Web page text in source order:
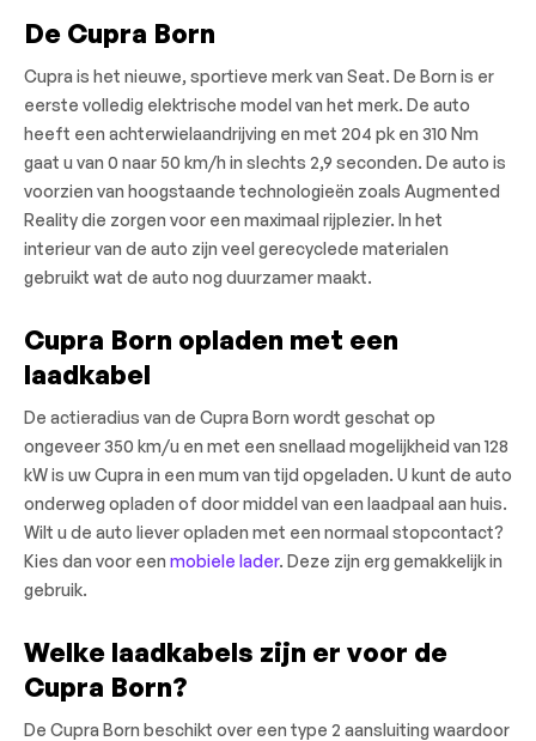
De Cupra Born
Cupra is het nieuwe, sportieve merk van Seat. De Born is er
eerste volledig elektrische model van het merk. De auto
heeft een achterwielaandrijving en met 204 pk en 310 Nm
gaat u van 0 naar 50 km/h in slechts 2,9 seconden. De auto is
voorzien van hoogstaande technologieën zoals Augmented
Reality die zorgen voor een maximaal rijplezier. In het
interieur van de auto zijn veel gerecyclede materialen
gebruikt wat de auto nog duurzamer maakt.
Cupra Born opladen met een
laadkabel
De actieradius van de Cupra Born wordt geschat op
ongeveer 350 km/u en met een snellaad mogelijkheid van 128
kW is uw Cupra in een mum van tijd opgeladen. U kunt de auto
onderweg opladen of door middel van een laadpaal aan huis.
Wilt u de auto liever opladen met een normaal stopcontact?
Kies dan voor een mobiele lader. Deze zijn erg gemakkelijk in
gebruik.
Welke laadkabels zijn er voor de
Cupra Born?
De Cupra Born beschikt over een type 2 aansluiting waardoor